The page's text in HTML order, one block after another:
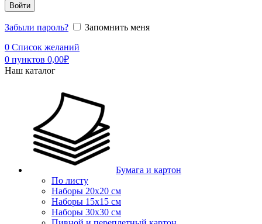
Войти
Забыли пароль?
Запомнить меня
0 Список желаний
0 пунктов 0,00₽
Наш каталог
Бумага и картон
По листу
Наборы 20х20 см
Наборы 15х15 см
Наборы 30х30 см